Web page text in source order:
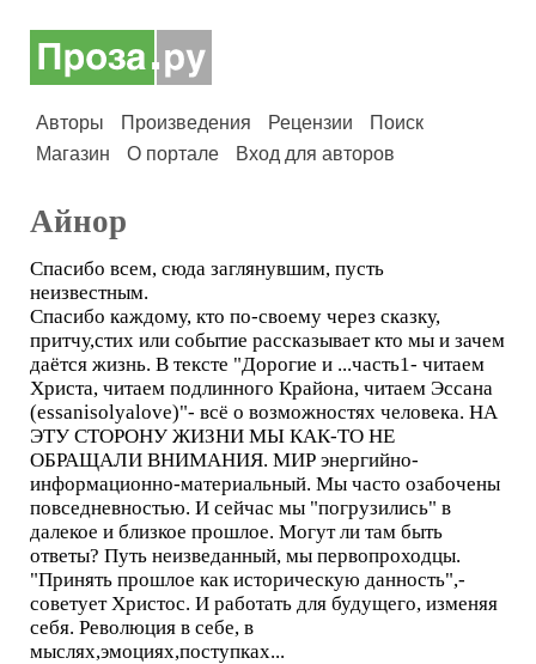
Авторы Произведения Рецензии
Поиск
Магазин
О портале Вход для авторов
Айнор
Спасибо всем, сюда заглянувшим, пусть
неизвестным.
Спасибо каждому, кто по-своему через сказку,
притчу,стих или событие рассказывает кто мы и зачем
даётся жизнь. В тексте "Дорогие и ...часть1- читаем
Христа, читаем подлинного Крайона, читаем Эссана
(еssanisolyalove)"- всё о возможностях человека. НА
ЭТУ СТОРОНУ ЖИЗНИ МЫ КАК-ТО НЕ
ОБРАЩАЛИ ВНИМАНИЯ. МИР энергийно-
информационно-материальный. Мы часто озабочены
повседневностью. И сейчас мы "погрузились" в
далекое и близкое прошлое. Могут ли там быть
ответы? Путь неизведанный, мы первопроходцы.
"Принять прошлое как историческую данность",-
советует Христос. И работать для будущего, изменяя
себя. Революция в себе, в
мыслях,эмоциях,поступках...